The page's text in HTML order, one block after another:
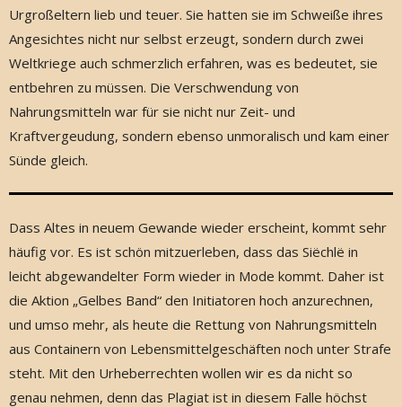
Urgroßeltern lieb und teuer. Sie hatten sie im Schweiße ihres
Angesichtes nicht nur selbst erzeugt, sondern durch zwei
Weltkriege auch schmerzlich erfahren, was es bedeutet, sie
entbehren zu müssen. Die Verschwendung von
Nahrungsmitteln war für sie nicht nur Zeit- und
Kraftvergeudung, sondern ebenso unmoralisch und kam einer
Sünde gleich.
Dass Altes in neuem Gewande wieder erscheint, kommt sehr
häufig vor. Es ist schön mitzuerleben, dass das Siëchlë in
leicht abgewandelter Form wieder in Mode kommt. Daher ist
die Aktion „Gelbes Band“ den Initiatoren hoch anzurechnen,
und umso mehr, als heute die Rettung von Nahrungsmitteln
aus Containern von Lebensmittelgeschäften noch unter Strafe
steht. Mit den Urheberrechten wollen wir es da nicht so
genau nehmen, denn das Plagiat ist in diesem Falle höchst